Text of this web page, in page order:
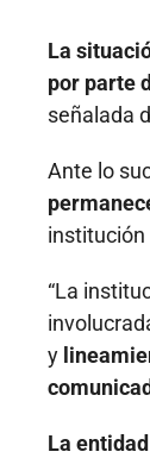
La
por parte
señalada
Ante lo
institución
“La
y
La